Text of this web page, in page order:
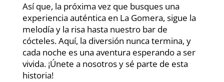
Así que, la próxima vez que busques una
experiencia auténtica en La Gomera, sigue la
melodía y la risa hasta nuestro bar de
cócteles. Aquí, la diversión nunca termina, y
cada noche es una aventura esperando a ser
vivida. ¡Únete a nosotros y sé parte de esta
historia!